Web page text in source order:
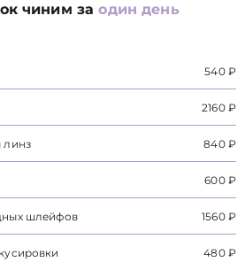
чиним заодин день
540 ₽
2160 ₽
линз 840 ₽
600 ₽
шлейфов 1560 ₽
480 ₽